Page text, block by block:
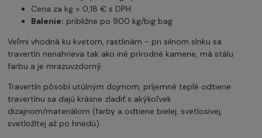
Cena za kg = 0,18 € s DPH.
Balenie: približne po 900 kg/big bag
Veľmi vhodná ku kvetom, rastlinám - pri silnom slnku sa
travertín nenahrieva tak ako iné prírodné kamene, má stálu
farbu a je mrazuvzdorný.
Travertín pôsobí utúlným dojmom, príjemné teplé odtiene
travertínu sa dajú krásne zladiť s akýkoľvek
dizajnom/materiálom (farby a odtiene bielej, svetlosivej,
svetložltej až po hnedú).